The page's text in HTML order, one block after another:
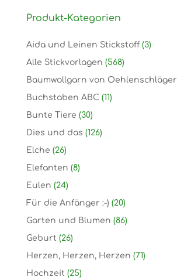
Produkt-Kategorien
Aida und Leinen Stickstoff (3)
Alle Stickvorlagen (568)
Baumwollgarn von Oehlenschläger
Buchstaben ABC (11)
Bunte Tiere (30)
Dies und das (126)
Elche (26)
Elefanten (8)
Eulen (24)
Für die Anfänger :-) (20)
Garten und Blumen (86)
Geburt (26)
Herzen, Herzen, Herzen (71)
Hochzeit (25)